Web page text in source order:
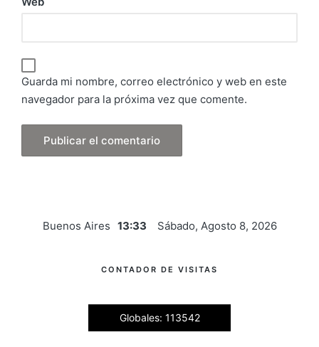
Guarda mi nombre, correo electrónico y web en este
navegador para la próxima vez que comente.
Buenos Aires 13:33 Sábado, Agosto 8, 2026
CONTADOR DE VISITAS
Globales: 113542